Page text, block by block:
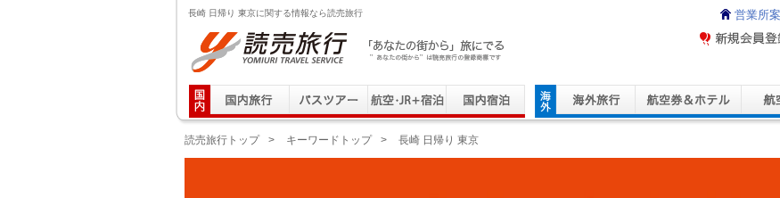
長崎 日帰り 東京に関する情報なら読売旅行
読売旅行 「あなたの街から」旅にでる｜Yomiuri Travel Service
営業所
読売旅行トップ > キーワードトップ > 長崎 日帰り 東京